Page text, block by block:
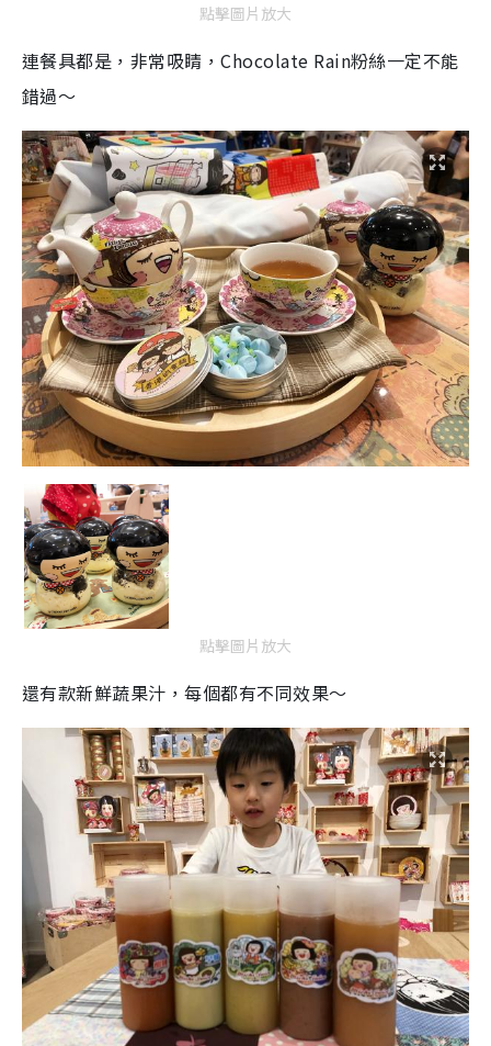
點擊圖片放大
連餐具都是，非常吸睛，Chocolate Rain粉絲一定不能
錯過～
點擊圖片放大
還有款新鮮蔬果汁，每個都有不同效果～